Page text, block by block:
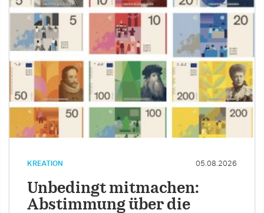
KREATION 05.08.2026
Unbedingt mitmachen:
Abstimmung über die